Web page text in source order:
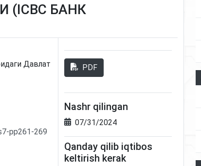
(ICBC БАНК
Давлат
pp261-269
PDF
Nashr qilingan
07/31/2024
Qanday qilib iqtibos
keltirish kerak